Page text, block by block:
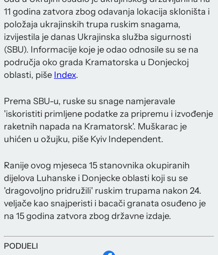
11 godina zatvora zbog odavanja lokacija skloništa i
položaja ukrajinskih trupa ruskim snagama,
izvijestila je danas Ukrajinska služba sigurnosti
(SBU). Informacije koje je odao odnosile su se na
područja oko grada Kramatorska u Donjeckoj
oblasti, piše Index.
Prema SBU-u, ruske su snage namjeravale
'iskoristiti primljene podatke za pripremu i izvođenje
raketnih napada na Kramatorsk'. Muškarac je
uhićen u ožujku, piše Kyiv Independent.
Ranije ovog mjeseca 15 stanovnika okupiranih
dijelova Luhanske i Donjecke oblasti koji su se
'dragovoljno pridružili' ruskim trupama nakon 24.
veljače kao snajperisti i bacači granata osuđeno je
na 15 godina zatvora zbog državne izdaje.
PODIJELI